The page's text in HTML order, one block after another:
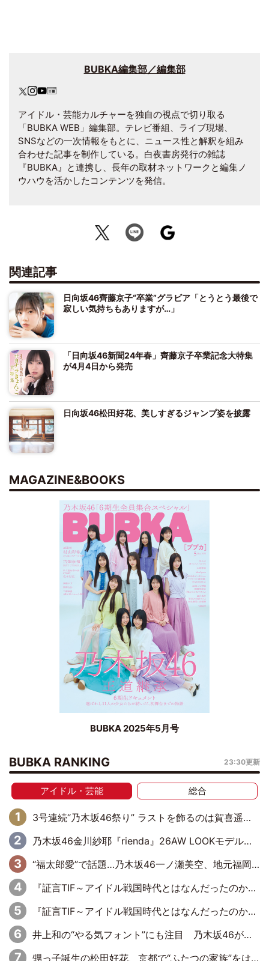
BUBKA編集部／編集部
アイドル・芸能カルチャーを独自の視点で切り取る
「BUBKA WEB」編集部。テレビ番組、ライブ現場、
SNSなどの一次情報をもとに、ニュース性と解釈を組み
合わせた記事を制作している。白夜書房発行の雑誌
『BUBKA』と連携し、長年の取材ネットワークと編集ノ
ウハウを活かしたコンテンツを発信。
関連記事
日向坂46齊藤京子“卒業”グラビア「とうとう最後で
寂しい気持ちもありますが…」
「日向坂46新聞24年春」齊藤京子卒業記念大特集
が4月4日から発売
日向坂46松田好花、美しすぎるジャンプ姿を披露
MAGAZINE&BOOKS
BUBKA 2025年5月号
BUBKA RANKING 23:30更新
アイドル・芸能 総合
3号連続“乃木坂46祭り” ラストを飾るのは賀喜遥香…5年ぶりの登場に「5年分大人になった私を見ていただけたら」
乃木坂46金川紗耶『rienda』26AW LOOKモデルに就任
“福太郎愛”で話題…乃木坂46一ノ瀬美空、地元福岡『めんべい25周年トップサポーター』に就任
『証言TIF～アイドル戦国時代とはなんだったのか～』第6回：でんぱ組.inc・古川未鈴×相沢梨紗「『ハロプロやりたかったな』って言ったら、夢眠ねむさんに『てめえはでんぱ組．incなんだよ！』って肩パンされて(笑)」
『証言TIF～アイドル戦国時代とはなんだったのか～』第11回：私立恵比寿中学・真山りか×安本彩花「TIFで10年ぶりのキョンシーメイクをしたら、場を完全に引かせてしまって。時代が変わったんだなって」
井上和の“やる気フォント”にも注目 乃木坂46が挑んだ書道パフォーマンスの舞台裏
甥っ子誕生の松田好花、京都で“ふたつの家族”をはしご！ “母”黒谷友香に見送られ、“父”松岡昌宏とはハシゴ酒